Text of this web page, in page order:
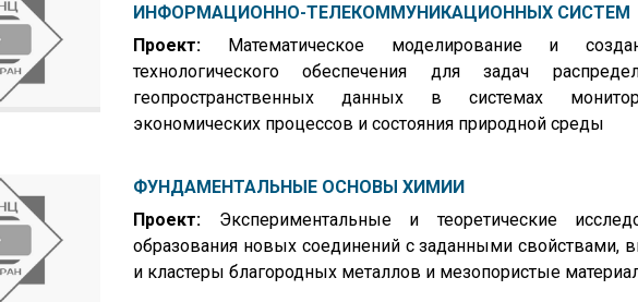
ИНФОРМАЦИОННО-ТЕЛЕКОММУНИКАЦИОННЫХ СИСТЕМ
Проект: Математическое моделирование и
технологического обеспечения для задач
геопространственных данных в системах
экономических процессов и состояния природной среды
ФУНДАМЕНТАЛЬНЫЕ ОСНОВЫ ХИМИИ
Проект: Экспериментальные и теоретические
образования новых соединений с заданными свойствами,
и кластеры благородных металлов и мезопористые